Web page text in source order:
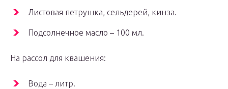
Листовая петрушка, сельдерей, кинза.
Подсолнечное масло – 100 мл.
На рассол для квашения:
Вода – литр.